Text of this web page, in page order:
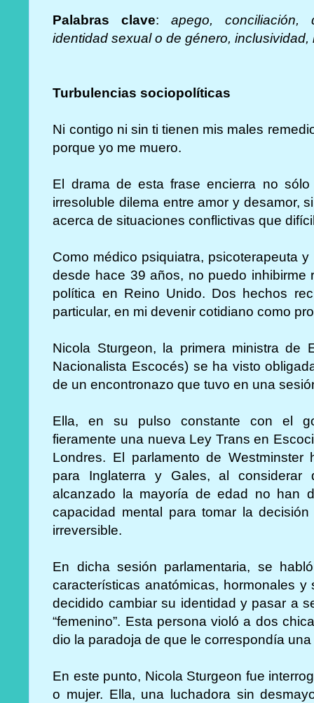
Palabras clave:apego, conciliación,
identidad sexual o de género,
Turbulencias sociopolíticas
Ni contigo ni sin ti tienen mis males
porque yo me muero.
El drama de esta frase encierra no
irresoluble dilema entre amor y desamor,
acerca de situaciones conflictivas que
Como médico psiquiatra, psicoterapeuta
desde hace 39 años, no puedo inhibirme
política en Reino Unido. Dos hechos
particular, en mi devenir cotidiano como
Nicola Sturgeon, la primera ministra de
Nacionalista Escocés) se ha visto
de un encontronazo que tuvo en una
Ella, en su pulso constante con el
fieramente una nueva Ley Trans en
Londres. El parlamento de
para Inglaterra y Gales, al
alcanzado la mayoría de edad no han
capacidad mental para tomar la
irreversible.
En dicha sesión parlamentaria, se
características anatómicas, hormonales y
decidido cambiar su identidad y pasar a
“femenino”. Esta persona violó a dos
dio la paradoja de que le correspondía
En este punto, Nicola Sturgeon fue
o mujer. Ella, una luchadora sin